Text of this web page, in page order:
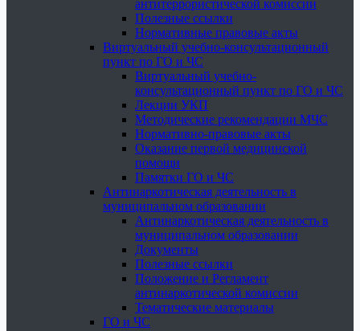
антитеррористической комиссии
Полезные ссылки
Нормативные правовые акты
Виртуальный учебно-консультационный
пункт по ГО и ЧС
Виртуальный учебно-
консультационный пункт по ГО и ЧС
Лекции УКП
Методические рекомендации МЧС
Нормативно-правовые акты
Оказание первой медицинской
помощи
Памятки ГО и ЧС
Антинаркотическая деятельность в
муниципальном образовании
Антинаркотическая деятельность в
муниципальном образовании
Документы
Полезные ссылки
Положение и Регламент
антинаркотической комиссии
Тематические материалы
ГО и ЧС